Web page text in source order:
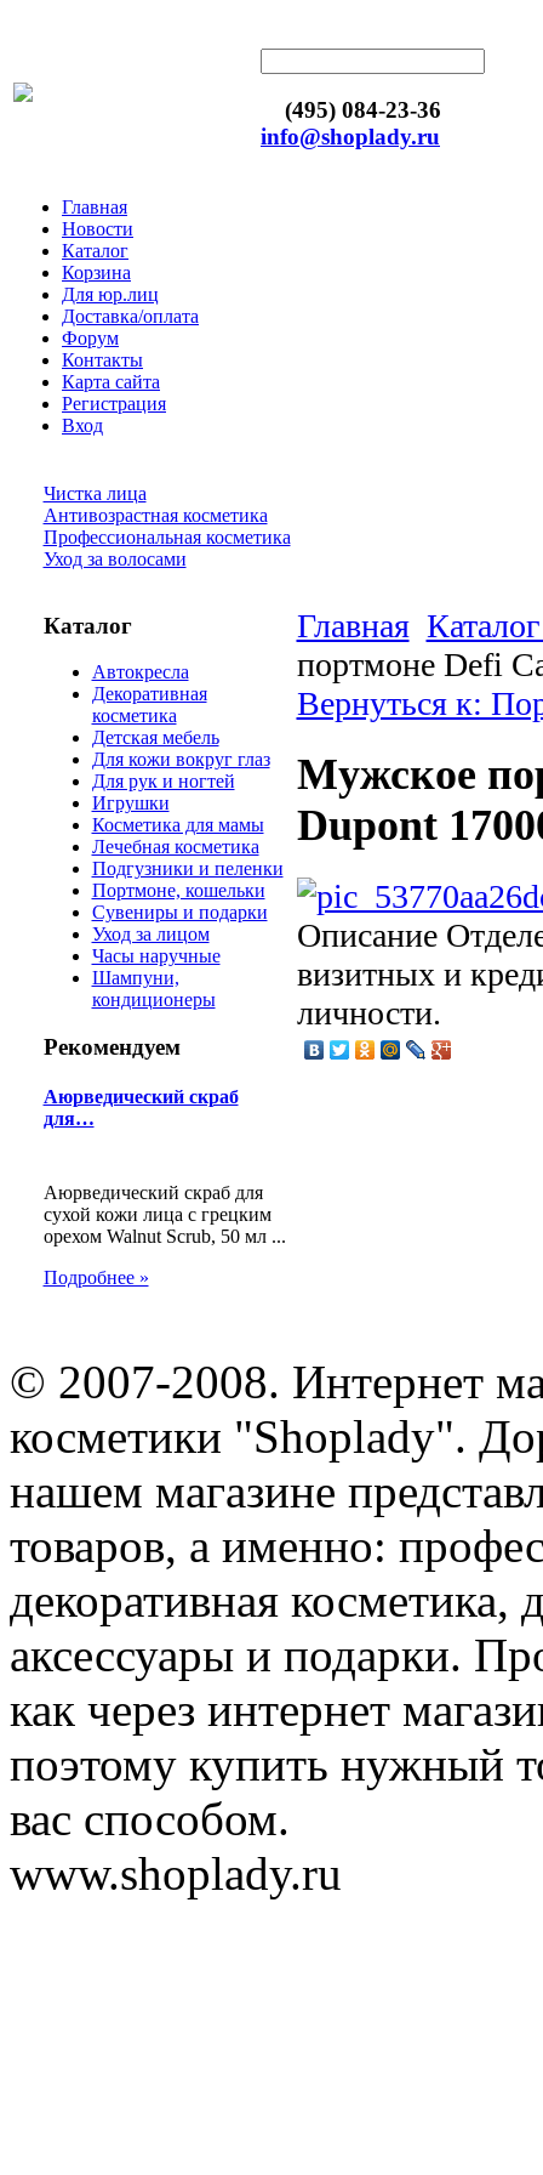
(495) 084-23-36
info@shoplady.ru
Главная
Новости
Каталог
Корзина
Для юр.лиц
Доставка/оплата
Форум
Контакты
Карта сайта
Регистрация
Вход
Чистка лица
Антивозрастная косметика
Профессиональная косметика
Уход за волосами
Каталог
Автокресла
Декоративная
косметика
Детская мебель
Для кожи вокруг глаз
Для рук и ногтей
Игрушки
Косметика для мамы
Лечебная косметика
Подгузники и пеленки
Портмоне, кошельки
Сувениры и подарки
Уход за лицом
Часы наручные
Шампуни,
кондиционеры
Рекомендуем
Аюрведический скраб
для…
Аюрведический скраб для
сухой кожи лица с грецким
орехом Walnut Scrub, 50 мл ...
Подробнее »
Главная
портмоне Defi
Вернуться к:
Мужское
Dupont
Описание
визитных и
личности.
© 2007-2008. Интернет
косметики "Shoplady".
нашем магазине
товаров, а именно:
декоративная косметика,
аксессуары и подарки.
как через интернет
поэтому купить нужный
вас способом.
www.shoplady.ru